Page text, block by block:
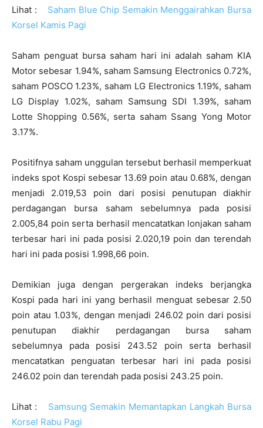
Lihat : Saham Blue Chip Semakin Menggairahkan Bursa
Korsel Kamis Pagi
Saham penguat bursa saham hari ini adalah saham KIA
Motor sebesar 1.94%, saham Samsung Electronics 0.72%,
saham POSCO 1.23%, saham LG Electronics 1.19%, saham
LG Display 1.02%, saham Samsung SDI 1.39%, saham
Lotte Shopping 0.56%, serta saham Ssang Yong Motor
3.17%.
Positifnya saham unggulan tersebut berhasil memperkuat
indeks spot Kospi sebesar 13.69 poin atau 0.68%, dengan
menjadi 2.019,53 poin dari posisi penutupan diakhir
perdagangan bursa saham sebelumnya pada posisi
2.005,84 poin serta berhasil mencatatkan lonjakan saham
terbesar hari ini pada posisi 2.020,19 poin dan terendah
hari ini pada posisi 1.998,66 poin.
Demikian juga dengan pergerakan indeks berjangka
Kospi pada hari ini yang berhasil menguat sebesar 2.50
poin atau 1.03%, dengan menjadi 246.02 poin dari posisi
penutupan diakhir perdagangan bursa saham
sebelumnya pada posisi 243.52 poin serta berhasil
mencatatkan penguatan terbesar hari ini pada posisi
246.02 poin dan terendah pada posisi 243.25 poin.
Lihat : Samsung Semakin Memantapkan Langkah Bursa
Korsel Rabu Pagi